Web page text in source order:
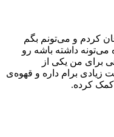
کردم و می‌تونم بگم
داشته باشه رو
برای من یکی از
زیادی برام داره و قهوه‌ی
کرده.